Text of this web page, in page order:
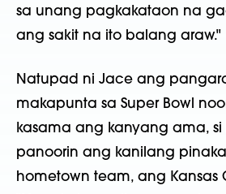
sa unang pagkakataon na
ang sakit na ito balang araw."
Natupad ni Jace ang
makapunta sa Super Bowl
kasama ang kanyang ama, si
panoorin ang kanilang
hometown team, ang Kansas